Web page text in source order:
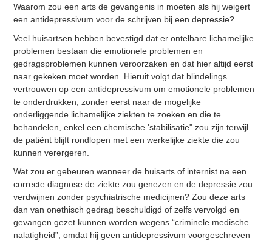
Waarom zou een arts de gevangenis in moeten als hij weigert
een antidepressivum voor de schrijven bij een depressie?
Veel huisartsen hebben bevestigd dat er ontelbare lichamelijke
problemen bestaan die emotionele problemen en
gedragsproblemen kunnen veroorzaken en dat hier altijd eerst
naar gekeken moet worden. Hieruit volgt dat blindelings
vertrouwen op een antidepressivum om emotionele problemen
te onderdrukken, zonder eerst naar de mogelijke
onderliggende lichamelijke ziekten te zoeken en die te
behandelen, enkel een chemische 'stabilisatie" zou zijn terwijl
de patiënt blijft rondlopen met een werkelijke ziekte die zou
kunnen verergeren.
Wat zou er gebeuren wanneer de huisarts of internist na een
correcte diagnose de ziekte zou genezen en de depressie zou
verdwijnen zonder psychiatrische medicijnen? Zou deze arts
dan van onethisch gedrag beschuldigd of zelfs vervolgd en
gevangen gezet kunnen worden wegens “criminele medische
nalatigheid”, omdat hij geen antidepressivum voorgeschreven